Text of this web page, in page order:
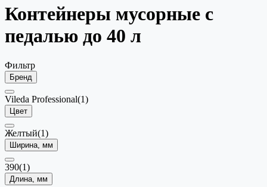
Контейнеры мусорные с
педалью до 40 л
Фильтр
Бренд
Vileda Professional(1)
Цвет
Желтый(1)
Ширина, мм
390(1)
Длина, мм